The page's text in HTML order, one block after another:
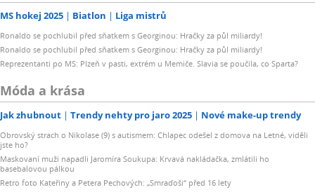
MS hokej 2025 Biatlon Liga mistrů
Ronaldo se pochlubil před sňatkem s Georginou: Hračky za půl miliardy!
Ronaldo se pochlubil před sňatkem s Georginou: Hračky za půl miliardy!
Reprezentanti po MS: Plzeň v pasti, extrém u Memiče. Slavia se poučila, co Sparta?
Móda a krása
Jak zhubnout Trendy nehty pro jaro 2025 Nové make-up trendy
Obrovský strach o Nikolase (9) s autismem: Chlapec odešel z domova na Letné, viděli
jste ho?
Maskovaní muži napadli Jaromíra Soukupa: Krvavá nakládačka, zmlátili ho
basebalovou pálkou
Retro foto Kateřiny a Petera Pechových: „Smraďoši“ před 16 lety